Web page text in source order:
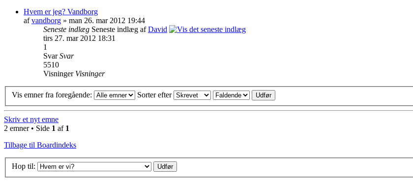
Hvem er jeg? Vandborg
afvandborg » man 26. mar 2012 19:44
Seneste indlæg Seneste indlæg afDavid
tirs 27. mar 2012 18:31
1
Svar Svar
5510
Visninger Visninger
Vis emner fra foregående: Sorter efter
Skriv et nyt emne
2 emner • Side 1 af 1
Tilbage til Boardindeks
Hop til: